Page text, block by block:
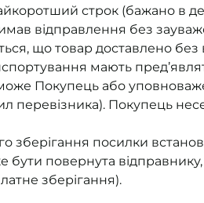
строк (бажано в
відправлення без
що товар доставлено
мають
Покупець або
перевізника). Покупець
зберігання посилки
бути повернута
зберігання).